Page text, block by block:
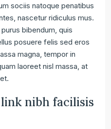
sociis natoque penatibus
nascetur ridiculus mus.
bibendum, quis
posuere felis sed eros
magna, tempor in
laoreet nisl massa, at
nibh facilisis